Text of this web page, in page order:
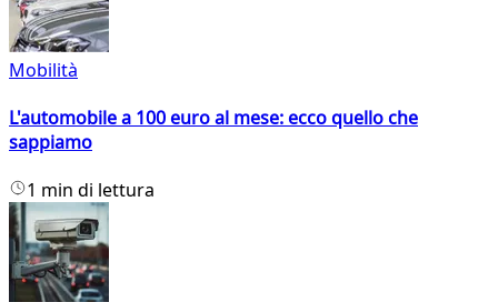
Mobilità
L'automobile a 100 euro al mese: ecco quello che
sappiamo
1 min di lettura